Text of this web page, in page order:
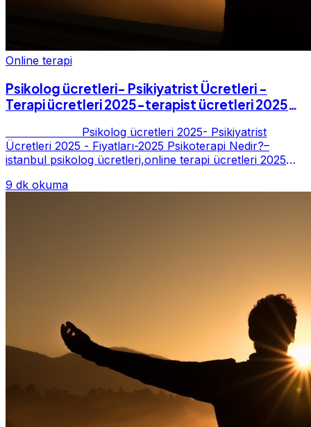
Online terapi
Psikolog ücretleri- Psikiyatrist Ücretleri -
Terapi ücretleri 2025-terapist ücretleri 2025-
Psikolog ücretleri 2025- Psikiyatrist
Ücretleri 2025 - Fiyatları-2025 Psikoterapi Nedir?–
istanbul psikolog ücretleri,online terapi ücretleri 2025
9 dk okuma